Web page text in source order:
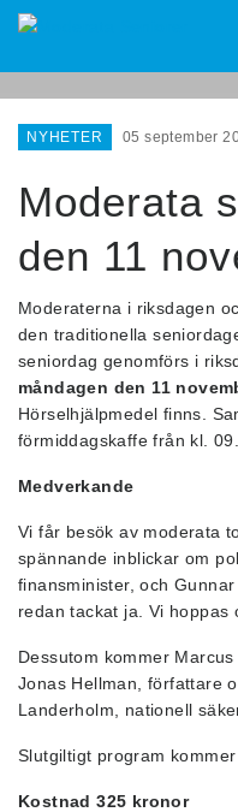
VÄLKOMMEN
OM OSS
Kalendarium
Kontakt
Länkar
VÅR POLITIK
ÅLDER
ÄLDREOMSORG
ÄLDREFRID
NYHETER 05 september
Moderata
den 11
Moderaterna i riksdagen
den traditionella
seniordag genomförs i
måndagen den 11
Hörselhjälpmedel finns.
förmiddagskaffe från kl.
Medverkande
Vi får besök av moderata
spännande inblickar om
finansminister, och
redan tackat ja. Vi hoppas
Dessutom kommer
Jonas Hellman, författare
Landerholm, nationell
Slutgiltigt program kommer
Kostnad 325 kronor